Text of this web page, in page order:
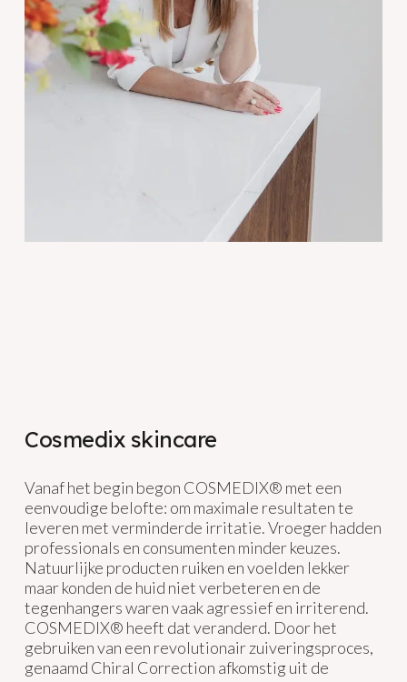
Cosmedix skincare
Vanaf het begin begon COSMEDIX® met een
eenvoudige belofte: om maximale resultaten te
leveren met verminderde irritatie. Vroeger hadden
professionals en consumenten minder keuzes.
Natuurlijke producten ruiken en voelden lekker
maar konden de huid niet verbeteren en de
tegenhangers waren vaak agressief en irriterend.
COSMEDIX® heeft dat veranderd. Door het
gebruiken van een revolutionair zuiveringsproces,
genaamd Chiral Correction afkomstig uit de